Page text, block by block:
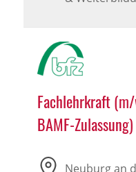
Fachlehrkraft
BAMF-Zulassung)
Neuburg an